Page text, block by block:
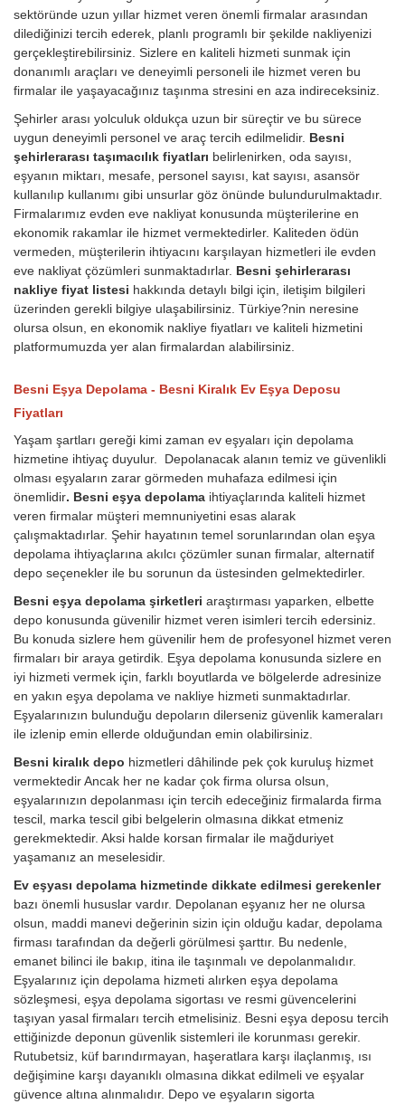
sektöründe uzun yıllar hizmet veren önemli firmalar arasından
dilediğinizi tercih ederek, planlı programlı bir şekilde nakliyenizi
gerçekleştirebilirsiniz. Sizlere en kaliteli hizmeti sunmak için
donanımlı araçları ve deneyimli personeli ile hizmet veren bu
firmalar ile yaşayacağınız taşınma stresini en aza indireceksiniz.
Şehirler arası yolculuk oldukça uzun bir süreçtir ve bu sürece
uygun deneyimli personel ve araç tercih edilmelidir. Besni
şehirlerarası taşımacılık fiyatları belirlenirken, oda sayısı,
eşyanın miktarı, mesafe, personel sayısı, kat sayısı, asansör
kullanılıp kullanımı gibi unsurlar göz önünde bulundurulmaktadır.
Firmalarımız evden eve nakliyat konusunda müşterilerine en
ekonomik rakamlar ile hizmet vermektedirler. Kaliteden ödün
vermeden, müşterilerin ihtiyacını karşılayan hizmetleri ile evden
eve nakliyat çözümleri sunmaktadırlar. Besni şehirlerarası
nakliye fiyat listesi hakkında detaylı bilgi için, iletişim bilgileri
üzerinden gerekli bilgiye ulaşabilirsiniz. Türkiye?nin neresine
olursa olsun, en ekonomik nakliye fiyatları ve kaliteli hizmetini
platformumuzda yer alan firmalardan alabilirsiniz.
Besni Eşya Depolama - Besni Kiralık Ev Eşya Deposu
Fiyatları
Yaşam şartları gereği kimi zaman ev eşyaları için depolama
hizmetine ihtiyaç duyulur. Depolanacak alanın temiz ve güvenlikli
olması eşyaların zarar görmeden muhafaza edilmesi için
önemlidir. Besni eşya depolama ihtiyaçlarında kaliteli hizmet
veren firmalar müşteri memnuniyetini esas alarak
çalışmaktadırlar. Şehir hayatının temel sorunlarından olan eşya
depolama ihtiyaçlarına akılcı çözümler sunan firmalar, alternatif
depo seçenekler ile bu sorunun da üstesinden gelmektedirler.
Besni eşya depolama şirketleri araştırması yaparken, elbette
depo konusunda güvenilir hizmet veren isimleri tercih edersiniz.
Bu konuda sizlere hem güvenilir hem de profesyonel hizmet veren
firmaları bir araya getirdik. Eşya depolama konusunda sizlere en
iyi hizmeti vermek için, farklı boyutlarda ve bölgelerde adresinize
en yakın eşya depolama ve nakliye hizmeti sunmaktadırlar.
Eşyalarınızın bulunduğu depoların dilerseniz güvenlik kameraları
ile izlenip emin ellerde olduğundan emin olabilirsiniz.
Besni kiralık depo hizmetleri dâhilinde pek çok kuruluş hizmet
vermektedir Ancak her ne kadar çok firma olursa olsun,
eşyalarınızın depolanması için tercih edeceğiniz firmalarda firma
tescil, marka tescil gibi belgelerin olmasına dikkat etmeniz
gerekmektedir. Aksi halde korsan firmalar ile mağduriyet
yaşamanız an meselesidir.
Ev eşyası depolama hizmetinde dikkate edilmesi gerekenler
bazı önemli hususlar vardır. Depolanan eşyanız her ne olursa
olsun, maddi manevi değerinin sizin için olduğu kadar, depolama
firması tarafından da değerli görülmesi şarttır. Bu nedenle,
emanet bilinci ile bakıp, itina ile taşınmalı ve depolanmalıdır.
Eşyalarınız için depolama hizmeti alırken eşya depolama
sözleşmesi, eşya depolama sigortası ve resmi güvencelerini
taşıyan yasal firmaları tercih etmelisiniz. Besni eşya deposu tercih
ettiğinizde deponun güvenlik sistemleri ile korunması gerekir.
Rutubetsiz, küf barındırmayan, haşeratlara karşı ilaçlanmış, ısı
değişimine karşı dayanıklı olmasına dikkat edilmeli ve eşyalar
güvence altına alınmalıdır. Depo ve eşyaların sigorta